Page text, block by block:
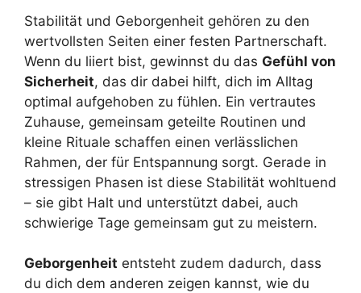
Stabilität und Geborgenheit gehören zu den
wertvollsten Seiten einer festen Partnerschaft.
Wenn du liiert bist, gewinnst du das Gefühl von
Sicherheit, das dir dabei hilft, dich im Alltag
optimal aufgehoben zu fühlen. Ein vertrautes
Zuhause, gemeinsam geteilte Routinen und
kleine Rituale schaffen einen verlässlichen
Rahmen, der für Entspannung sorgt. Gerade in
stressigen Phasen ist diese Stabilität wohltuend
– sie gibt Halt und unterstützt dabei, auch
schwierige Tage gemeinsam gut zu meistern.
Geborgenheit entsteht zudem dadurch, dass
du dich dem anderen zeigen kannst, wie du